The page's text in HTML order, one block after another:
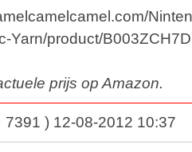
Yarn/product/
prijs op Amazon.
7391 ) 12-08-2012 10:37